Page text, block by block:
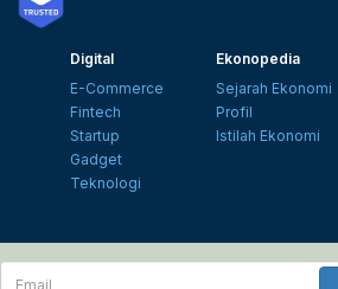
Digital
E-Commerce
Fintech
Startup
Gadget
Teknologi
Ekonopedia
Sejarah Ekonomi
Profil
Istilah Ekonomi
Email